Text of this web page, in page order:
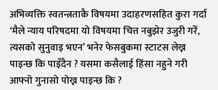
अभिव्यक्ति स्वतन्त्रताकै विषयमा उदाहरणसहित कुरा गर्दा
‘मैले न्याय परिषदमा यो विषयमा चित्त नबुझेर उजुरी गरेँ,
त्यसको सुनुवाइ भएन’ भनेर फेसबुकमा स्टाटस लेख्न
पाइन्छ कि पाइँदैन ? यसमा कसैलाई हिंसा नहुने गरी
आफ्नो गुनासो पोख्न पाइन्छ कि ?